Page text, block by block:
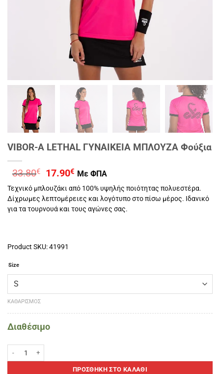
VIBOR-A LETHAL ΓΥΝΑΙΚΕΙΑ ΜΠΛΟΥΖΑ Φούξια
33.80€
Original
price
was:
33.80€.
17.90€ Η
τρέχουσα
τιμή
είναι:
17.90€.
Με ΦΠΑ
Τεχνικό μπλουζάκι από 100% υψηλής ποιότητας πολυεστέρα.
Δίχρωμες λεπτομέρειες και λογότυπο στο πίσω μέρος. Ιδανικό
για τα τουρνουά και τους αγώνες σας.
Product SKU: 41991
Size
ΚΑΘΑΡΙΣΜΌΣ
Διαθέσιμο
ΠΡΟΣΘΉΚΗ ΣΤΟ ΚΑΛΆΘΙ